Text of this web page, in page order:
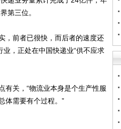
第三位。
前者已很快，而后者的速度还
，正处在中国快递业“供不应求
关，“物流业本身是个生产性服
体需要有个过程。”